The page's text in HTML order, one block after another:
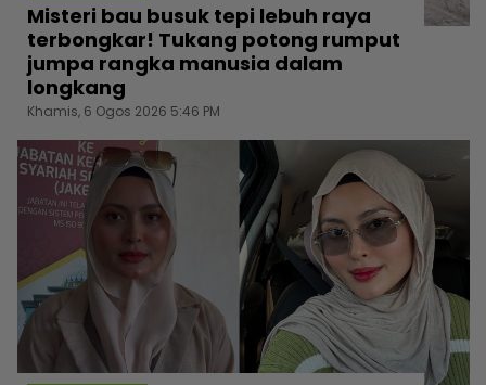
Misteri bau busuk tepi lebuh raya
terbongkar! Tukang potong rumput
jumpa rangka manusia dalam
longkang
Khamis, 6 Ogos 2026 5:46 PM